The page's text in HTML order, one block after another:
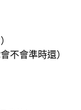
不會準時還）